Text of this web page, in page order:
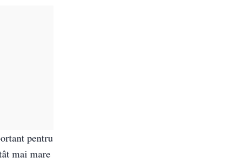
pentru
mai mare